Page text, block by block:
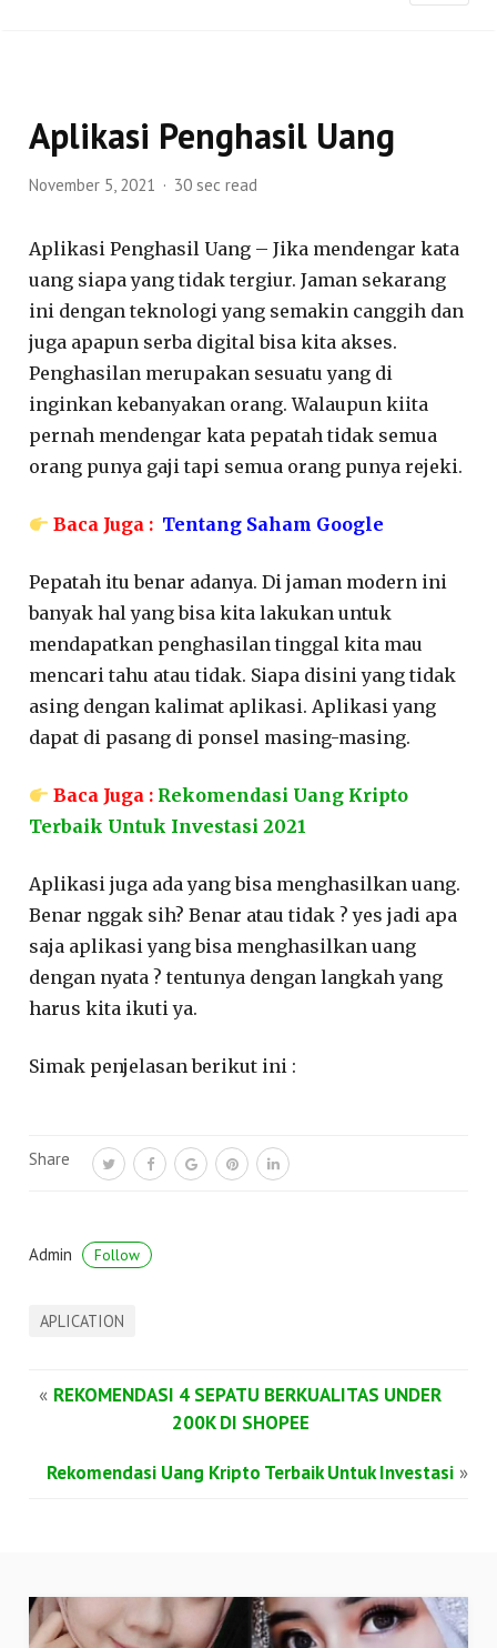
Aplikasi Penghasil Uang
November 5, 2021 30 sec read
Aplikasi Penghasil Uang – Jika mendengar kata
uang siapa yang tidak tergiur. Jaman sekarang
ini dengan teknologi yang semakin canggih dan
juga apapun serba digital bisa kita akses.
Penghasilan merupakan sesuatu yang di
inginkan kebanyakan orang. Walaupun kiita
pernah mendengar kata pepatah tidak semua
orang punya gaji tapi semua orang punya rejeki.
Baca Juga : Tentang Saham Google
Pepatah itu benar adanya. Di jaman modern ini
banyak hal yang bisa kita lakukan untuk
mendapatkan penghasilan tinggal kita mau
mencari tahu atau tidak. Siapa disini yang tidak
asing dengan kalimat aplikasi. Aplikasi yang
dapat di pasang di ponsel masing-masing.
Baca Juga : Rekomendasi Uang Kripto
Terbaik Untuk Investasi 2021
Aplikasi juga ada yang bisa menghasilkan uang.
Benar nggak sih? Benar atau tidak ? yes jadi apa
saja aplikasi yang bisa menghasilkan uang
dengan nyata ? tentunya dengan langkah yang
harus kita ikuti ya.
Simak penjelasan berikut ini :
Share
Admin Follow
APLICATION
« REKOMENDASI 4 SEPATU BERKUALITAS UNDER
200K DI SHOPEE
Rekomendasi Uang Kripto Terbaik Untuk Investasi»